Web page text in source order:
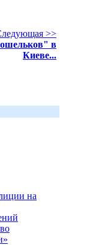
>>
в
Киеве...
на